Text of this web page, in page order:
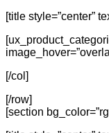
[title style=”center”
[/col]
[/row]
[section